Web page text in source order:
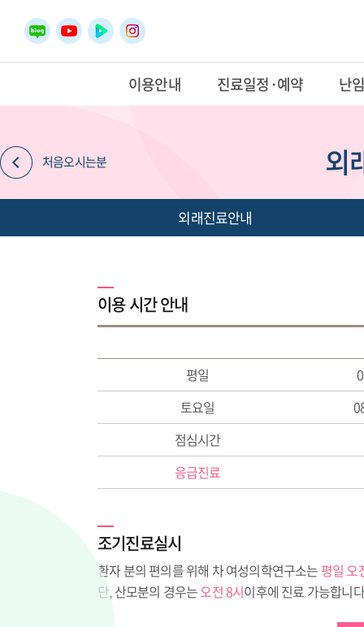
이용안내 진료일정·예약 난
처음오시는분 외
외래진료안내
이용 시간 안내
평일
토요일
점심시간
응급진료
조기진료실시
환자 분의 편의를 위해 차 여성의학연구소는 평일 오
단, 산모분의 경우는오전 8시이후에 진료 가능합니